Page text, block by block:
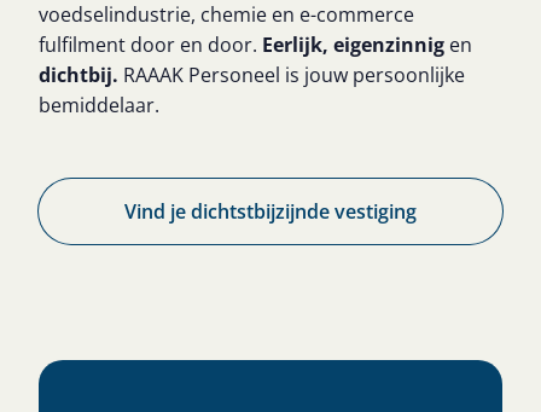
voedselindustrie, chemie en e-commerce
fulfilment door en door. Eerlijk, eigenzinnig en
dichtbij. RAAAK Personeel is jouw persoonlijke
bemiddelaar.
Vind je dichtstbijzijnde vestiging​